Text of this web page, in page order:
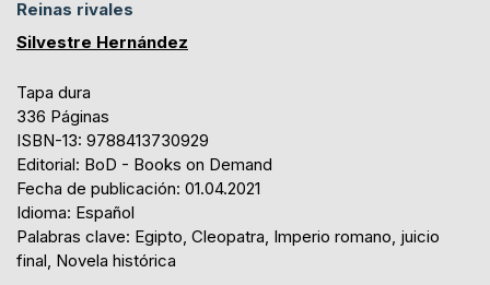
Reinas rivales
Silvestre Hernández
Tapa dura
336 Páginas
ISBN-13: 9788413730929
Editorial: BoD - Books on Demand
Fecha de publicación: 01.04.2021
Idioma: Español
Palabras clave: Egipto, Cleopatra, Imperio romano, juicio
final, Novela histórica